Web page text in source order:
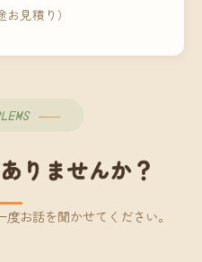
見積り）
りませんか？
お話を聞かせてください。